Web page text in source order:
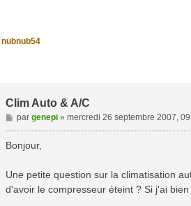
nubnub54
Clim Auto & A/C
M
e
s
g
e
par genepi» mercredi 26 septembre 2007,
Bonjour,
Une petite question sur la climatisation
d'avoir le compresseur éteint ? Si j'ai